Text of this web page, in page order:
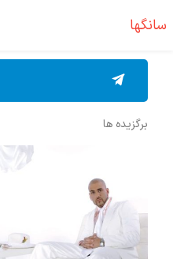
سانگها
برگزیده ها